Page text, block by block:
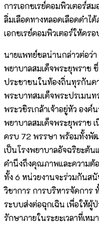
การเอกซเรย์คอมพิวเตอร์ส
ลิ่มเลือดทางหลอดเลือดดำไ
เอกซเรย์คอมพิวเตอร์ให้คร
นายแพทย์ชลน่านกล่าวต่อว่า
พยาบาลสมเด็จพระยุพราช
ประชาชนในท้องถิ่นทุรกันด
พระบาทสมเด็จพระปรเมน
พระวชิรเกล้าเจ้าอยู่หัว อง
พยาบาลสมเด็จพระยุพราช
ครบ 72 พรรษา พร้อมทั้งพั
เป็นโรงพยาบาลอัจฉริยะต้
คำนึงถึงคุณภาพและความต้
ทั้ง 6 หน่วยงานจะร่วมกันส
วิชาการ การบริหารจัดการ
ระบบส่งต่อฉุกเฉิน เพื่อให้ผู้
รักษาภายในระยะเวลาที่เห